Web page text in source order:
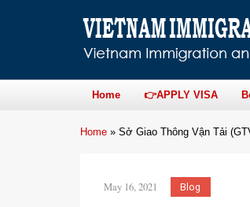
Home 👉APPLY VISA
Home » Sở Giao Thông Vận Tải
May 16, 2021 Blog